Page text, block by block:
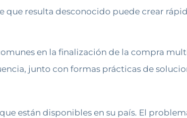
resulta desconocido puede crear
en la finalización de la compra
junto con formas prácticas de
están disponibles en su país. El